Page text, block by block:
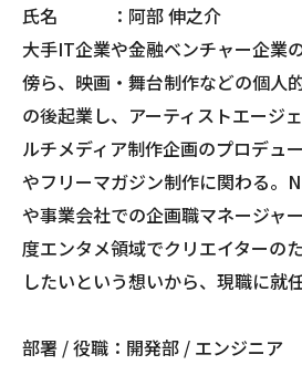
氏名 ：阿部 伸之介
大手IT企業や金融ベンチャー企業
傍ら、映画・舞台制作などの個人
の後起業し、アーティストエージ
ルチメディア制作企画のプロデュ
やフリーマガジン制作に関わる。
や事業会社での企画職マネージャ
度エンタメ領域でクリエイターの
したいという想いから、現職に就
部署 / 役職：開発部 / エンジニア